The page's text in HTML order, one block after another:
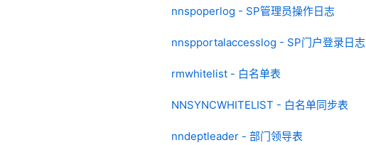
nnspoperlog - SP管理员操作日志
nnspportalaccesslog - SP门户登录日志
rmwhitelist - 白名单表
NNSYNCWHITELIST - 白名单同步表
nndeptleader - 部门领导表